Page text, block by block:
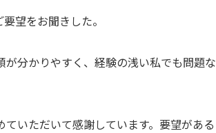
望をお聞きした。
分かりやすく、経験の浅い私でも問題
いただいて感謝しています。要望があ